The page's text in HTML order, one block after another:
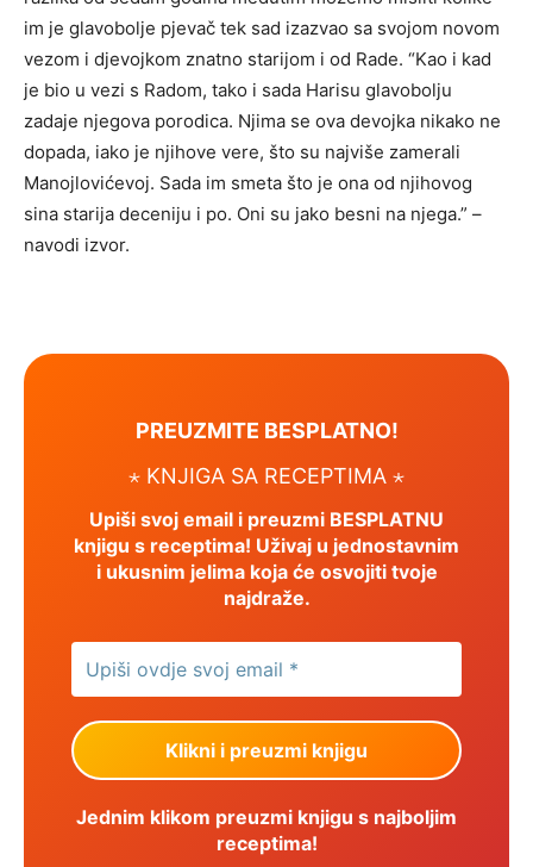
im je glavobolje pjevač tek sad izazvao sa svojom novom
vezom i djevojkom znatno starijom i od Rade. “Kao i kad
je bio u vezi s Radom, tako i sada Harisu glavobolju
zadaje njegova porodica. Njima se ova devojka nikako ne
dopada, iako je njihove vere, što su najviše zamerali
Manojlovićevoj. Sada im smeta što je ona od njihovog
sina starija deceniju i po. Oni su jako besni na njega.” –
navodi izvor.
PREUZMITE BESPLATNO!
⋆ KNJIGA SA RECEPTIMA ⋆
Upiši svoj email i preuzmi BESPLATNU
knjigu s receptima! Uživaj u jednostavnim
i ukusnim jelima koja će osvojiti tvoje
najdraže.
Jednim klikom preuzmi knjigu s najboljim
receptima!